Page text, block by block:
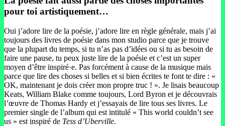
pour toi artistiquement…
Oui j’adore lire de la poésie, j’adore lire en règle générale, mais j’ai
toujours des livres de poésie dans mon studio parce que je trouve
que la plupart du temps, si tu n’as pas d’idées ou si tu as besoin de
faire une pause, tu peux juste lire de la poésie et c’est un super
moyen d’être inspiré·e. Pas forcément à cause de la musique mais
parce que lire des choses si belles et si bien écrites te font te dire : «
OK, maintenant je dois créer mon propre truc ! ». Je lisais beaucoup
Keats, William Blake comme toujours, Lord Byron et je découvrais
l’œuvre de Thomas Hardy et j’essayais de lire tous ses livres. Le
premier single de l’album qui est intitulé « This world couldn’t see
us » est inspiré de Tess d’Uberville.